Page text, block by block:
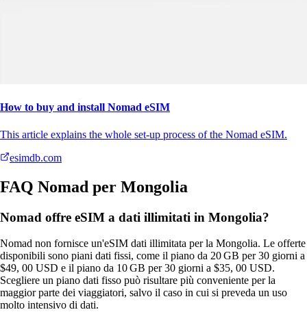
How to buy and install Nomad eSIM
This article explains the whole set-up process of the Nomad eSIM.
esimdb.com
FAQ Nomad per Mongolia
Nomad offre eSIM a dati illimitati in Mongolia?
Nomad non fornisce un'eSIM dati illimitata per la Mongolia. Le offerte
disponibili sono piani dati fissi, come il piano da 20 GB per 30 giorni a
$49, 00 USD e il piano da 10 GB per 30 giorni a $35, 00 USD.
Scegliere un piano dati fisso può risultare più conveniente per la
maggior parte dei viaggiatori, salvo il caso in cui si preveda un uso
molto intensivo di dati.